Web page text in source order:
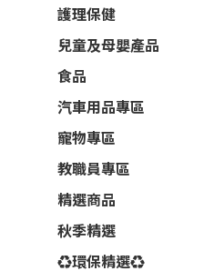
護理保健
兒童及母嬰產品
食品
汽車用品專區
寵物專區
教職員專區
精選商品
秋季精選
♻環保精選♻